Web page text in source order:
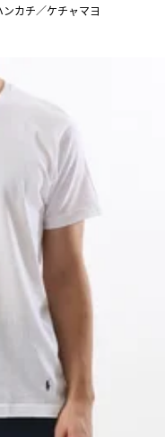
カチ／ケチャマヨ